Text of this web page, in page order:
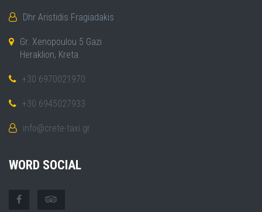
Dhr Aristidis Fragiadakis
Gr. Xenopoulou 5 Gazi
Heraklion, Kreta
+30 6970021970
+30 6945027933
info@crete-taxi.gr
WORD SOCIAL